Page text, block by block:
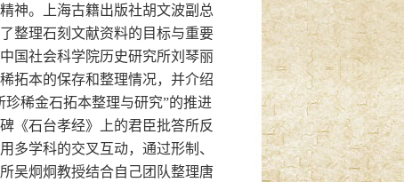
神。上海古籍出版社胡文波副总
整理石刻文献资料的目标与重要
国社会科学院历史研究所刘琴丽
拓本的保存和整理情况，并介绍
稀金石拓本整理与研究”的推进
《石台孝经》上的君臣批答所反
多学科的交叉互动，通过形制、
吴炯炯教授结合自己团队整理唐